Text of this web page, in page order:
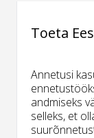
Toeta
Annetusi
andmiseks
selleks, et